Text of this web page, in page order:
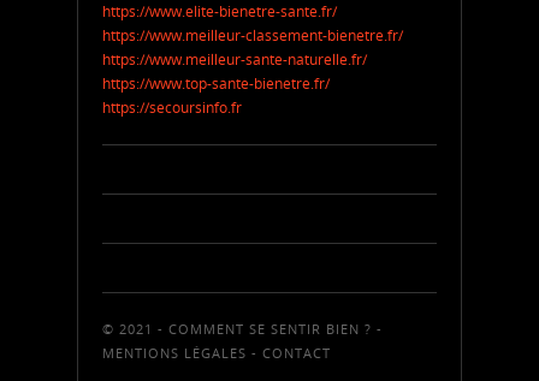
https://www.elite-bienetre-sante.fr/
https://www.meilleur-classement-bienetre.fr/
https://www.meilleur-sante-naturelle.fr/
https://www.top-sante-bienetre.fr/
https://secoursinfo.fr
© 2021 - COMMENT SE SENTIR BIEN ? -
MENTIONS LÉGALES - CONTACT